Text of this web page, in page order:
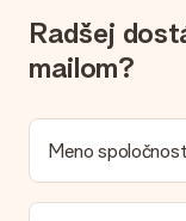
Radšej
mailom?
Meno